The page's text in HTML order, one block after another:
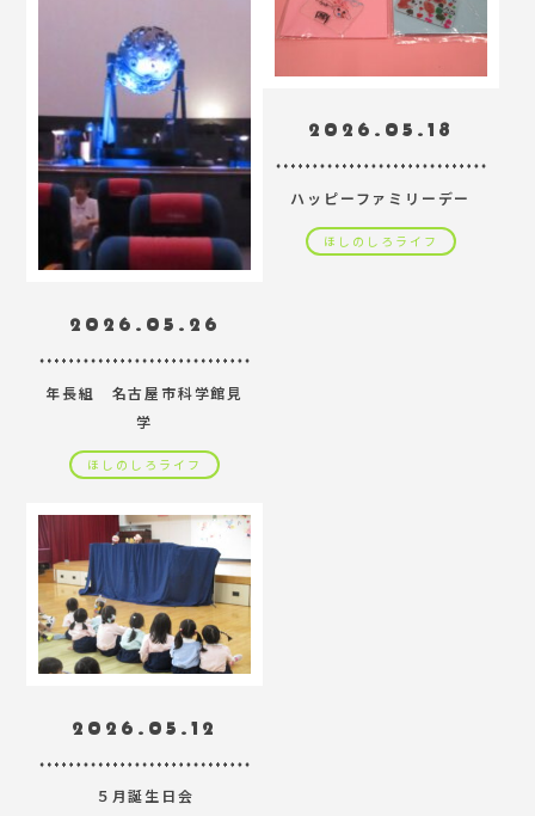
2026.05.26
年長組 名古屋市科学館見
学
ほしのしろライフ
2026.05.18
ハッピーファミリーデー
ほしのしろライフ
2026.05.12
５月誕生日会